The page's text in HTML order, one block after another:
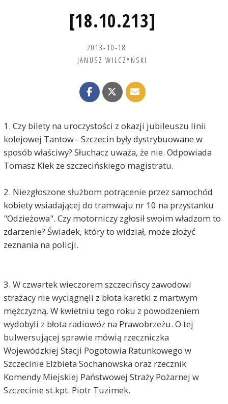
[18.10.213]
2013-10-18
JANUSZ WILCZYŃSKI
1. Czy bilety na uroczystości z okazji jubileuszu linii
kolejowej Tantow - Szczecin były dystrybuowane w
sposób właściwy? Słuchacz uważa, że nie. Odpowiada
Tomasz Klek ze szczecińskiego magistratu.
2. Niezgłoszone służbom potrącenie przez samochód
kobiety wsiadającej do tramwaju nr 10 na przystanku
"Odzieżowa". Czy motorniczy zgłosił swoim władzom to
zdarzenie? Świadek, który to widział, może złożyć
zeznania na policji.
3. W czwartek wieczorem szczecińscy zawodowi
strażacy nie wyciągnęli z błota karetki z martwym
mężczyzną. W kwietniu tego roku z powodzeniem
wydobyli z błota radiowóz na Prawobrzeżu. O tej
bulwersującej sprawie mówią rzeczniczka
Wojewódzkiej Stacji Pogotowia Ratunkowego w
Szczecinie Elżbieta Sochanowska oraz rzecznik
Komendy Miejskiej Państwowej Straży Pożarnej w
Szczecinie st.kpt. Piotr Tuzimek.